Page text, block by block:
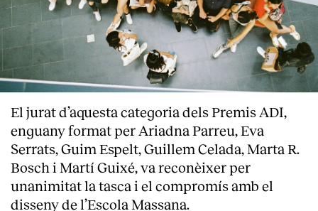
El jurat d’aquesta categoria dels Premis ADI,
enguany format per Ariadna Parreu, Eva
Serrats, Guim Espelt, Guillem Celada, Marta R.
Bosch i Martí Guixé, va reconèixer per
unanimitat la tasca i el compromís amb el
disseny de l’Escola Massana.